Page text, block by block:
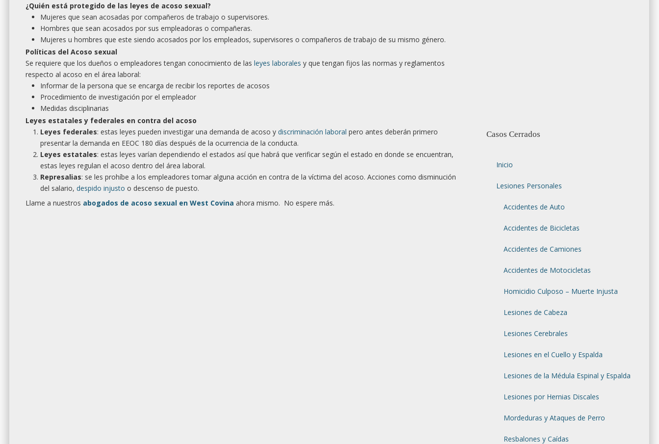
¿Quién está protegido de las leyes de acoso sexual?
Mujeres que sean acosadas por compañeros de trabajo o supervisores.
Hombres que sean acosados por sus empleadoras o compañeras.
Mujeres u hombres que este siendo acosados por los empleados, supervisores o compañeros de trabajo de su mismo género.
Políticas del Acoso sexual
Se requiere que los dueños o empleadores tengan conocimiento de las leyes laborales y que tengan fijos las normas y reglamentos
respecto al acoso en el área laboral:
Informar de la persona que se encarga de recibir los reportes de acosos
Procedimiento de investigación por el empleador
Medidas disciplinarias
Leyes estatales y federales en contra del acoso
Leyes federales: estas leyes pueden investigar una demanda de acoso y discriminación laboral pero antes deberán primero
presentar la demanda en EEOC 180 días después de la ocurrencia de la conducta.
Leyes estatales: estas leyes varían dependiendo el estados así que habrá que verificar según el estado en donde se encuentran,
estas leyes regulan el acoso dentro del área laboral.
Represalias: se les prohíbe a los empleadores tomar alguna acción en contra de la víctima del acoso. Acciones como disminución
del salario, despido injusto o descenso de puesto.
Llame a nuestros abogados de acoso sexual en West Covina ahora mismo. No espere más.
Casos Cerrados
Inicio
Lesiones Personales
Accidentes de Auto
Accidentes de Bicicletas
Accidentes de Camiones
Accidentes de Motocicletas
Homicidio Culposo – Muerte Injusta
Lesiones de Cabeza
Lesiones Cerebrales
Lesiones en el Cuello y Espalda
Lesiones de la Médula Espinal y Espalda
Lesiones por Hernias Discales
Mordeduras y Ataques de Perro
Resbalones y Caídas